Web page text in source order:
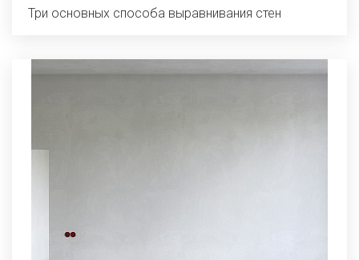
Три основных способа выравнивания стен